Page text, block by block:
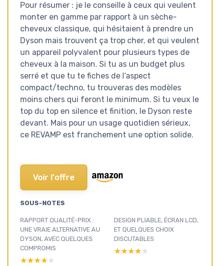
Pour résumer : je le conseille à ceux qui veulent
monter en gamme par rapport à un sèche-
cheveux classique, qui hésitaient à prendre un
Dyson mais trouvent ça trop cher, et qui veulent
un appareil polyvalent pour plusieurs types de
cheveux à la maison. Si tu as un budget plus
serré et que tu te fiches de l’aspect
compact/techno, tu trouveras des modèles
moins chers qui feront le minimum. Si tu veux le
top du top en silence et finition, le Dyson reste
devant. Mais pour un usage quotidien sérieux,
ce REVAMP est franchement une option solide.
Voir l'offre
SOUS-NOTES
RAPPORT QUALITÉ-PRIX :
UNE VRAIE ALTERNATIVE AU
DYSON, AVEC QUELQUES
COMPROMIS
★★★★★
★★★★★
DESIGN PLIABLE, ÉCRAN LCD,
ET QUELQUES CHOIX
DISCUTABLES
★★★★★
★★★★★